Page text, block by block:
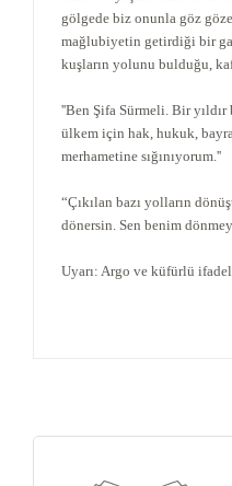
ROMAN - KÜLTÜR
KUTULU SETLER
İNGİLİZCE HİKAYE
gölgede biz onunla göz
mağlubiyetin getirdiği bir
kuşların yolunu bulduğu,
''Ben Şifa Sürmeli. Bir
ülkem için hak, hukuk,
merhametine sığınıyorum.''
“Çıkılan bazı yolların
dönersin. Sen benim
Uyarı: Argo ve küfürlü